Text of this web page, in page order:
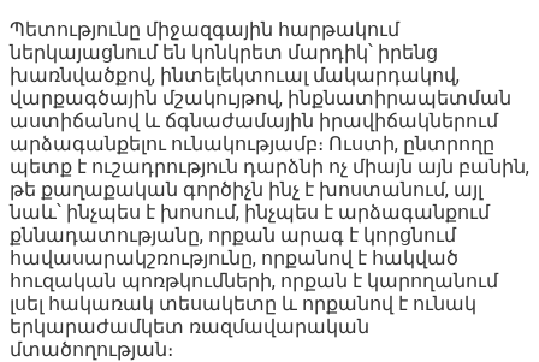
Պետությունը միջազգային հարթակում
ներկայացնում են կոնկրետ մարդիկ՝ իրենց
խառնվածքով, ինտելեկտուալ մակարդակով,
վարքագծային մշակույթով, ինքնատիրապետման
աստիճանով և ճգնաժամային իրավիճակներում
արձագանքելու ունակությամբ։ Ուստի, ընտրողը
պետք է ուշադրություն դարձնի ոչ միայն այն բանին,
թե քաղաքական գործիչն ինչ է խոստանում, այլ
նաև՝ ինչպես է խոսում, ինչպես է արձագանքում
քննադատությանը, որքան արագ է կորցնում
հավասարակշռությունը, որքանով է հակված
հուզական պոռթկումների, որքան է կարողանում
լսել հակառակ տեսակետը և որքանով է ունակ
երկարաժամկետ ռազմավարական
մտածողության։